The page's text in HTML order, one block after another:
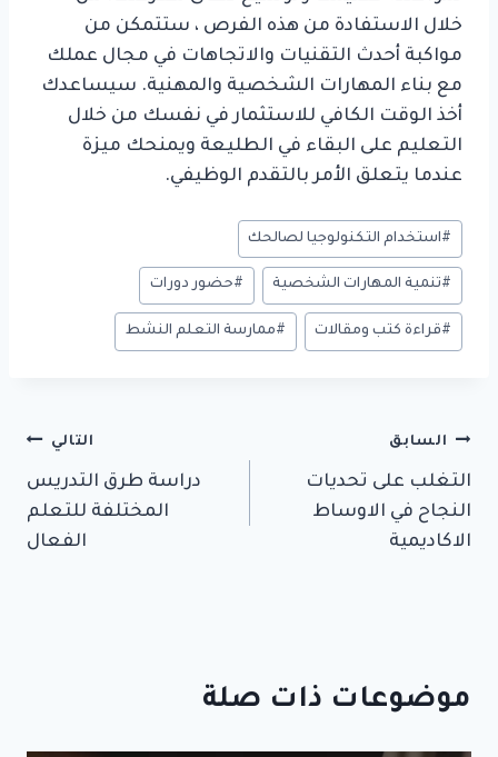
خلال الاستفادة من هذه الفرص ، ستتمكن من
مواكبة أحدث التقنيات والاتجاهات في مجال عملك
مع بناء المهارات الشخصية والمهنية. سيساعدك
أخذ الوقت الكافي للاستثمار في نفسك من خلال
التعليم على البقاء في الطليعة ويمنحك ميزة
عندما يتعلق الأمر بالتقدم الوظيفي.
وسوم
المقال:
#استخدام التكنولوجيا لصالحك
#تنمية المهارات الشخصية #حضور دورات
#قراءة كتب ومقالات #ممارسة التعلم النشط
تصفّح
المقالات
السابق
التغلب على تحديات
النجاح في الاوساط
الاكاديمية
التالي
دراسة طرق التدريس
المختلفة للتعلم
الفعال
موضوعات ذات صلة